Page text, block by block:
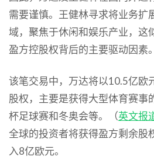
需要谨慎。王健林寻求将业务扩
域，聚焦于休闲和娱乐产业，这
盈方控股权背后的主要驱动因素。
该笔交易中，万达将以10.5亿欧
股权，主要是获得大型体育赛事
杯足球赛和冬奥会等。（英文报
全球的投资者将获得盈方剩余股
入8亿欧元。